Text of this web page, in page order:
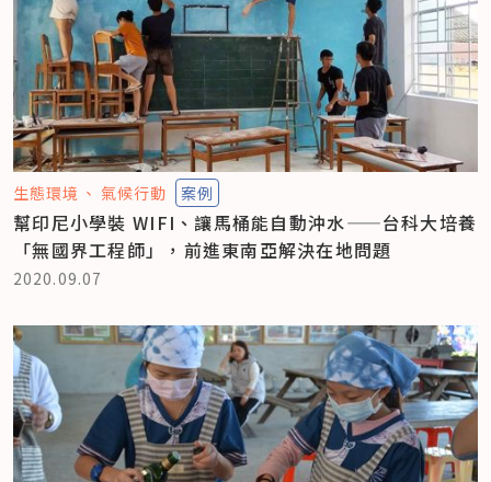
生態環境 氣候行動 案例
幫印尼小學裝 WIFI、讓馬桶能自動沖水——台科大培養
「無國界工程師」，前進東南亞解決在地問題
2020.09.07